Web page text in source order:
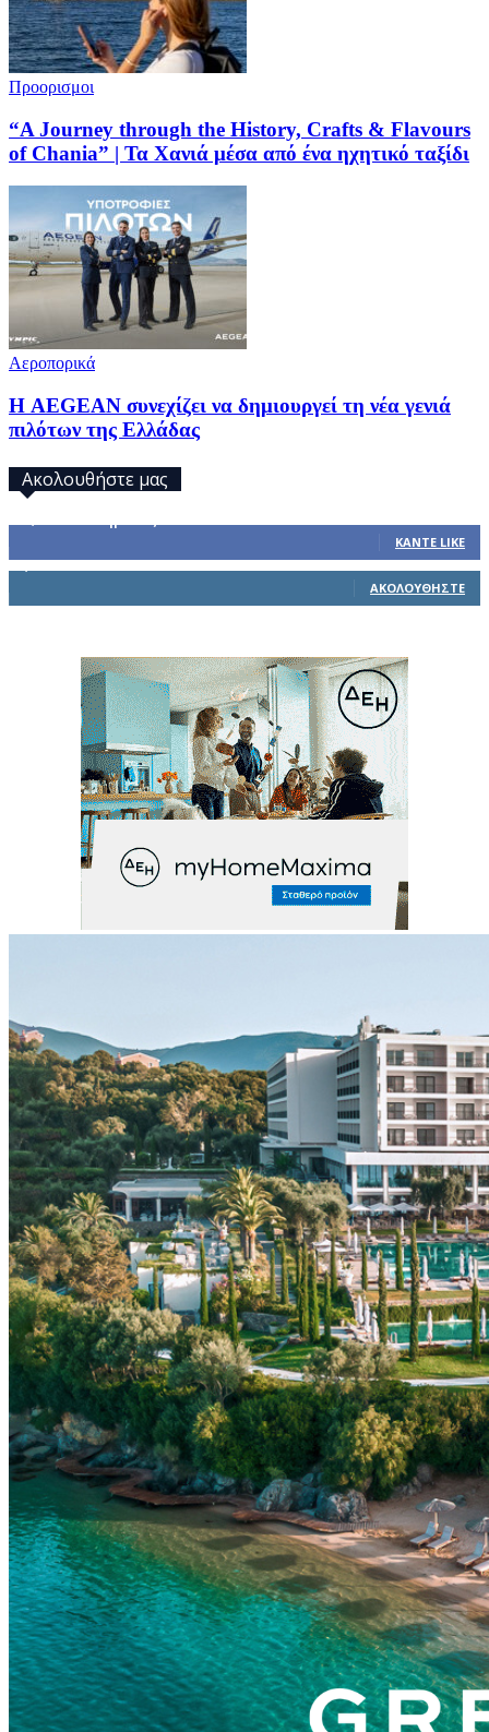
Προορισμοι
“A Journey through the History, Crafts & Flavours
of Chania” | Τα Χανιά μέσα από ένα ηχητικό ταξίδι
Αεροπορικά
Η AEGEAN συνεχίζει να δημιουργεί τη νέα γενιά
πιλότων της Ελλάδας
Ακολουθήστε μας
ΚΆΝΤΕ LIKE
ΑΚΟΛΟΥΘΉΣΤΕ